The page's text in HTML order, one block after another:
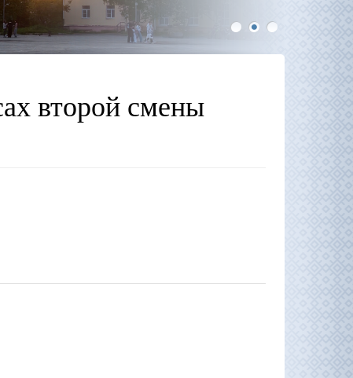
1 2 3
второй смены